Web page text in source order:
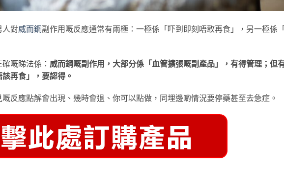
人對威而鋼副作用嘅反應通常有兩極：一極係「吓到即刻唔敢再食」，另一極係
嘅睇法係： 威而鋼嘅副作用，大部分係「血管擴張嘅副產品」，有得管理；但
再食」，要認得。
反應點解會出現、幾時會退、你可以點做，同埋邊啲情況要停藥甚至去急症。